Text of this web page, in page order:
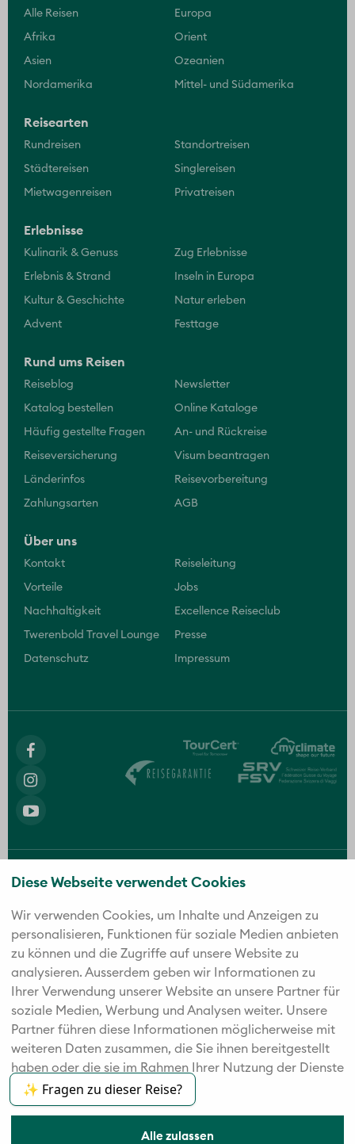
Diese Webseite verwendet Cookies
Wir verwenden Cookies, um Inhalte und Anzeigen zu
personalisieren, Funktionen für soziale Medien anbieten
zu können und die Zugriffe auf unsere Website zu
analysieren. Außerdem geben wir Informationen zu
Ihrer Verwendung unserer Website an unsere Partner für
soziale Medien, Werbung und Analysen weiter. Unsere
Partner führen diese Informationen möglicherweise mit
weiteren Daten zusammen, die Sie ihnen bereitgestellt
haben oder die sie im Rahmen Ihrer Nutzung der Dienste
gesammelt haben.
Alle zulassen
✨ Fragen zu dieser Reise?
Alle Reisen Europa
Afrika Orient
Asien Ozeanien
Nordamerika Mittel- und Südamerika
Reisearten
Rundreisen Standortreisen
Städtereisen Singlereisen
Mietwagenreisen Privatreisen
Erlebnisse
Kulinarik & Genuss Zug Erlebnisse
Erlebnis & Strand Inseln in Europa
Kultur & Geschichte Natur erleben
Advent Festtage
Rund ums Reisen
Reiseblog Newsletter
Katalog bestellen Online Kataloge
Häufig gestellte Fragen An- und Rückreise
Reiseversicherung Visum beantragen
Länderinfos Reisevorbereitung
Zahlungsarten AGB
Über uns
Kontakt Reiseleitung
Vorteile Jobs
Nachhaltigkeit Excellence Reiseclub
Twerenbold Travel Lounge Presse
Datenschutz Impressum
Die fünf starken Marken der Twerenbold Reisen